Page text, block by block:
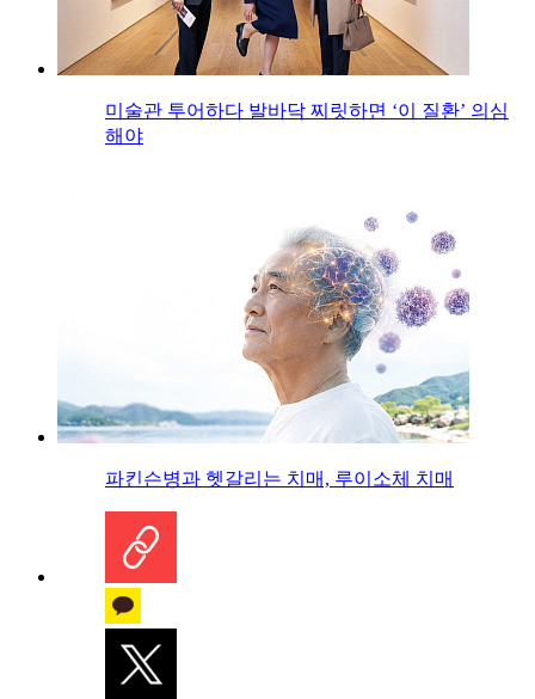
미술관 투어하다 발바닥 찌릿하면 ‘이 질환’ 의심
해야
파킨슨병과 헷갈리는 치매, 루이소체 치매